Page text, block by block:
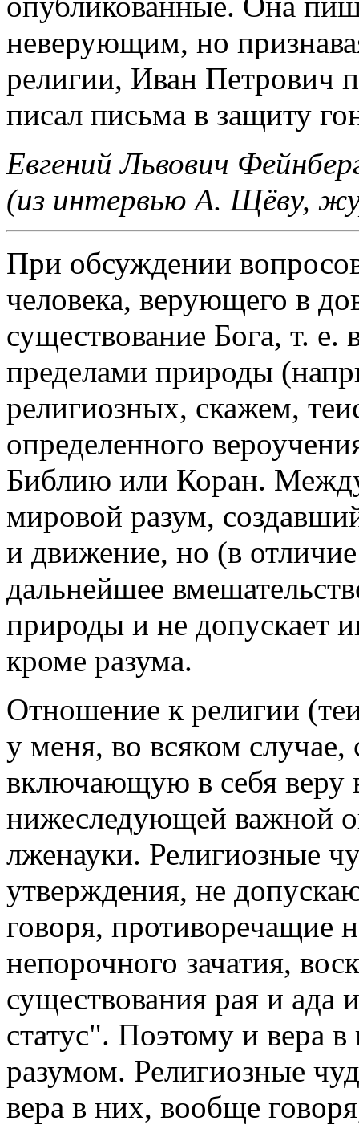
неверующим, но
религии, Иван Петрович
писал письма в защиту
Евгений Львович
(из интервью А. Щёву,
При обсуждении
человека, верующего в
существование Бога, т.
пределами природы
религиозных, скажем,
определенного
Библию или Коран. Между
мировой разум,
и движение, но (в отличие
дальнейшее
природы и не допускает
кроме разума.
Отношение к религии
у меня, во всяком
включающую в себя веру
нижеследующей важной
лженауки. Религиозные
утверждения, не
говоря, противоречащие
непорочного зачатия,
существования рая и ада
статус". Поэтому и вера
разумом. Религиозные
вера в них, вообще